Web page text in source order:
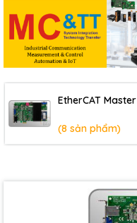
EtherCAT Master
(8 sản phẩm)